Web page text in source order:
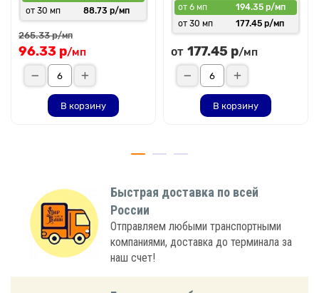
от 30 мп
88.73 р/мп
265.33 р/мп
96.33 р/мп
В корзину
от 6 мп
194.35 р/мп
от 30 мп
177.45 р/мп
от 177.45 р/мп
В корзину
Быстрая доставка по всей
России
Отправляем любыми транспортными
компаниями, доставка до терминала за
наш счет!